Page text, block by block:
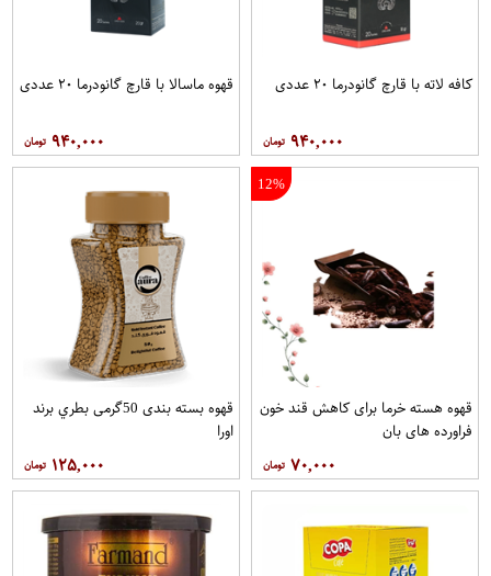
کافه لاته با قارچ گانودرما ۲۰ عددی
۹۴۰,۰۰۰
قهوه ماسالا با قارچ گانودرما ۲۰ عددی
۹۴۰,۰۰۰
12%
قهوه هسته خرما برای کاهش قند خون
فراورده های بان
۷۰,۰۰۰
قهوه بسته بندی 50گرمی بطري برند
اورا
۱۲۵,۰۰۰